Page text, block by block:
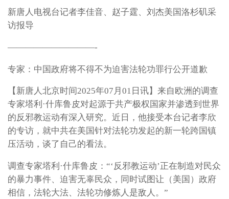
新唐人电视台记者李佳音、赵子霆、刘杰美国洛杉矶采
访报导
——————————-
专家：中国政府将不得不为迫害法轮功罪行公开道歉
【新唐人北京时间2025年07月01日讯】来自欧洲的调查
专家塔利·什库鲁皮对起源于共产极权国家并渗透到世界
的反邪教运动有深入研究。近日，他接受本台记者李欣
的专访，就中共在美国针对法轮功发起的新一轮跨国镇
压活动，谈了自己的看法。
调查专家塔利·什库鲁皮：“‘反邪教运动’正在制造对民众
的暴力事件、迫害无辜民众，同时试图让（美国）政府
相信，法轮大法、法轮功修炼人是敌人。”